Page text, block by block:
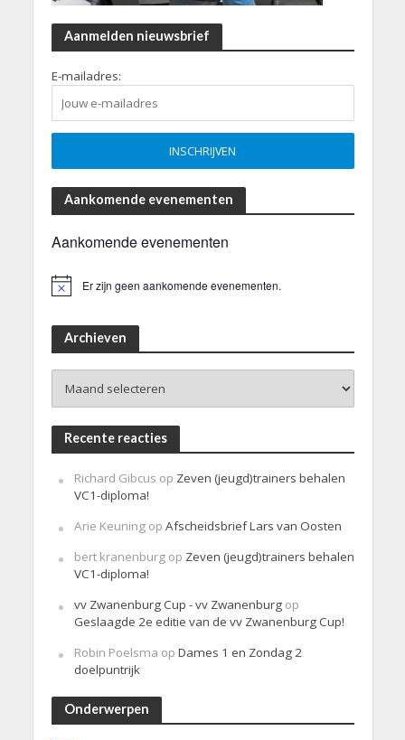
Aanmelden nieuwsbrief
E-mailadres:
Aankomende evenementen
Aankomende evenementen
Er zijn geen aankomende evenementen.
Archieven
Recente reacties
Richard Gibcus op Zeven (jeugd)trainers behalen
VC1-diploma!
Arie Keuningop Afscheidsbrief Lars van Oosten
bert kranenburgop Zeven (jeugd)trainers behalen
VC1-diploma!
vv Zwanenburg Cup - vv Zwanenburgop
Geslaagde 2e editie van de vv Zwanenburg Cup!
Robin Poelsma op Dames 1 en Zondag 2
doelpuntrijk
Onderwerpen